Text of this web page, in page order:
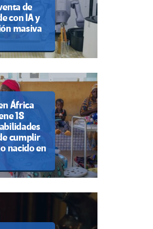
de
con IA y
masiva
África
18
cumplir
nacido en